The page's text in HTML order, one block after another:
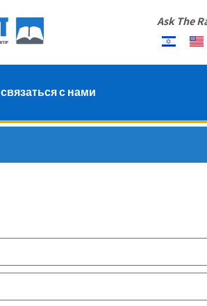
Ask The
связаться с нами